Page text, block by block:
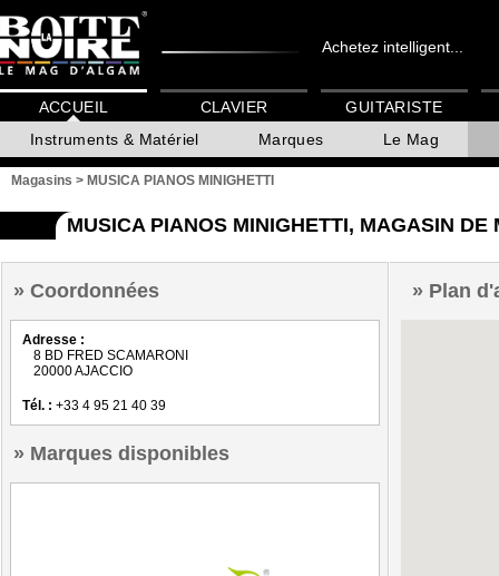
Achetez intelligent...
ACCUEIL
Instruments & Matériel
Marques Le Mag
CLAVIER GUITARISTE
Magasins > MUSICA PIANOS MINIGHETTI
MUSICA PIANOS MINIGHETTI, MAGASIN DE
Coordonnées
Adresse :
8 BD FRED SCAMARONI
20000 AJACCIO
Tél. : +33 4 95 21 40 39
Marques disponibles
Plan